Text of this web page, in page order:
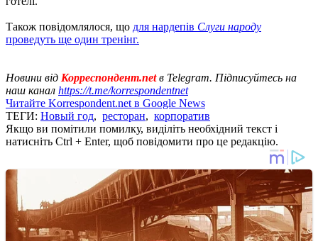
Також повідомлялося, що для нардепів Слуги народу
проведуть ще один тренінг.
Новини від Корреспондент.netв Telegram. Підписуйтесь на
наш канал https://t.me/korrespondentnet
Читайте Korrespondent.net в Google News
ТЕГИ: Новый год, ресторан, корпоратив
Якщо ви помітили помилку, виділіть необхідний текст і
натисніть Ctrl + Enter, щоб повідомити про це редакцію.